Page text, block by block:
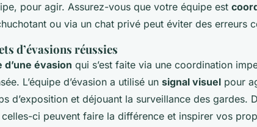
pour agir. Assurez-vous que votre équipe est
ou via un chat privé peut éviter des erreurs
d’évasions réussies
d’une évasion qui s’est faite via une coordination
L’équipe d’évasion a utilisé un signal visuel pour
d’exposition et déjouant la surveillance des gardes.
ci peuvent faire la différence et inspirer vos